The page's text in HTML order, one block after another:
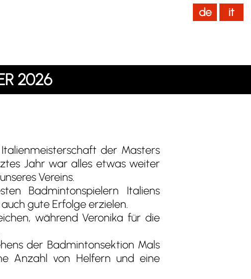
[ IT ]
Home it
de
2026
der Masters
Jahr war alles etwas weiter
Vereins.
Badmintonspielern Italiens
gute Erfolge erzielen.
während Veronika für die
der Badmintonsektion Mals
Anzahl von Helfern und eine